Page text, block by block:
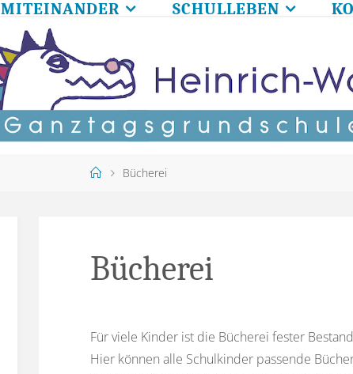
MITEINANDER SCHULLEBEN
HomeBücherei
Bücherei
Für viele Kinder ist die Bücherei fester
Hier können alle Schulkinder passende